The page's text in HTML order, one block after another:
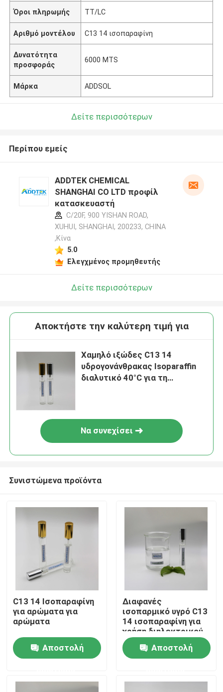
Σπίτι
Προϊόντα
Όροι πληρωμής TT/LC
Αριθμό μοντέλου C13 14 ισοπαραφίνη
Δυνατότητα
προσφοράς
6000 MTS
Μάρκα ADDSOL
Δείτε περισσότερων
Περίπου εμείς
ADDTEK CHEMICAL
SHANGHAI CO LTD προφίλ
κατασκευαστή
C/20F, 900 YISHAN ROAD,
XUHUI, SHANGHAI, 200233, CHINA
,Κίνα
5.0
Ελεγχμένος προμηθευτής
Δείτε περισσότερων
Αποκτήστε την καλύτερη τιμή για
Χαμηλό ιξώδες C13 14
υδρογονάνθρακας Isoparaffin
διαλυτικό 40°C για τη
Να συνεχίσει
Συνιστώμενα προϊόντα
C13 14 Ισοπαραφίνη
για αρώματα για
αρώματα
Αποστολή
Διαφανές
ισοπαρμικό υγρό C13
14 ισοπαραφίνη για
χρήση διηλεκτρικού
υγρού
Αποστολή